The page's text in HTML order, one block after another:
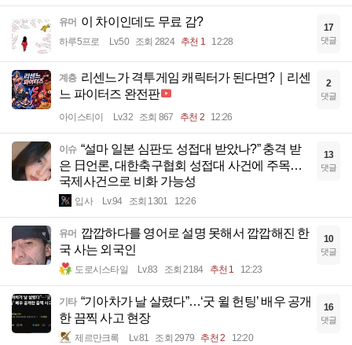
유머 이 차이인데도 무료 감?
하루5프로 Lv.50 조회 2824 추천 1 12:28
17
댓글
계층 리센느가 격투게임 캐릭터가 된다면?｜리센
느 파이터즈 완전판
아이스티이 Lv.32 조회 867 추천 2 12:26
2
댓글
이슈 “설마 일본 심판도 성접대 받았나?” 충격 받
은 日언론, 대한축구협회 성접대 사건에 주목…
국제사건으로 비화 가능성
입사 Lv.94 조회 1301 12:26
13
댓글
유머 깝깝하다를 영어로 설명 못해서 깝깝해진 한
국 사는 외국인
도로시스타일 Lv.83 조회 2184 추천 1 12:23
10
댓글
기타 “기아차가 날 살렸다”…‘굿 윌 헌팅’ 배우 공개
한 끔찍 사고 현장
제르만크록 Lv.81 조회 2979 추천 2 12:20
16
댓글